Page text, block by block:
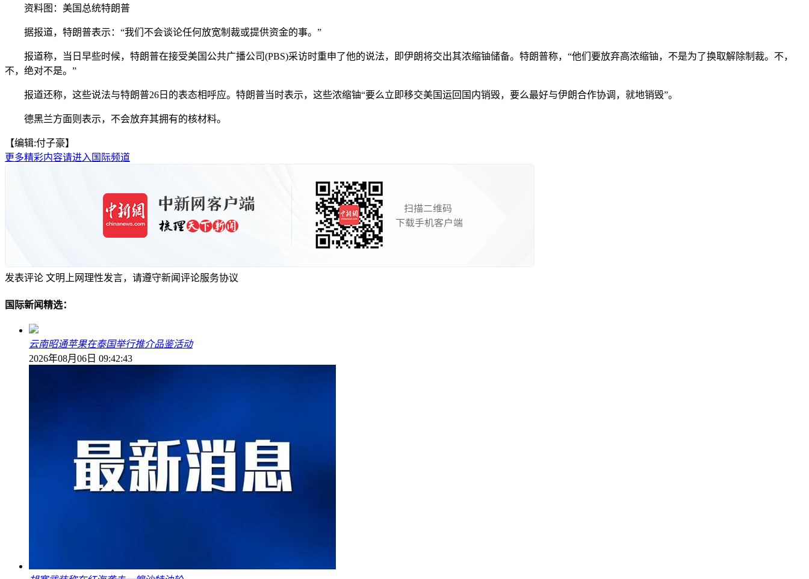
资料图：美国总统特朗普
据报道，特朗普表示：“我们不会谈论任何放宽制裁或提供资金的事。”
报道称，当日早些时候，特朗普在接受美国公共广播公司(PBS)采访时重申了他的说法，即伊朗将交出其浓缩铀储备。特朗普称，“他们要放弃高浓缩铀，不是为了换取解除制裁。不，
不，绝对不是。”
报道还称，这些说法与特朗普26日的表态相呼应。特朗普当时表示，这些浓缩铀“要么立即移交美国运回国内销毁，要么最好与伊朗合作协调，就地销毁”。
德黑兰方面则表示，不会放弃其拥有的核材料。
【编辑:付子豪】
更多精彩内容请进入国际频道
发表评论 文明上网理性发言，请遵守新闻评论服务协议
国际新闻精选：
云南昭通苹果在泰国举行推介品鉴活动
2026年08月06日 09:42:43